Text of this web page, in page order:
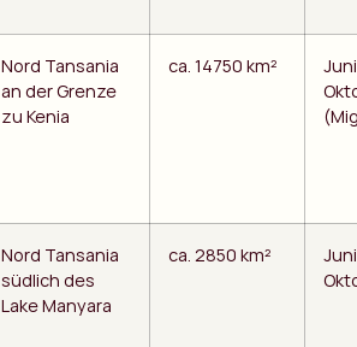
Nord Tansania
an der Grenze
zu Kenia
ca. 14750 km²
Nord Tansania
südlich des
Lake Manyara
ca. 2850 km²